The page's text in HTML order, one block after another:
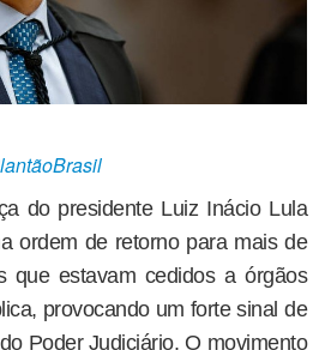
do presidente Luiz Inácio Lula
ordem de retorno para mais de
que estavam cedidos a órgãos
provocando um forte sinal de
Poder Judiciário. O movimento